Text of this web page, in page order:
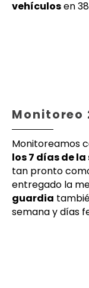
vehículosen
Monitoreo
Monitoreamos
los 7 días de
tan pronto
entregado la
guardia
semana y días